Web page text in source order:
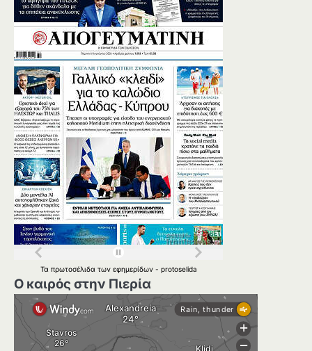
Τα πρωτοσέλιδα των εφημερίδων - protoselida
Ο καιρός στην Πιερία